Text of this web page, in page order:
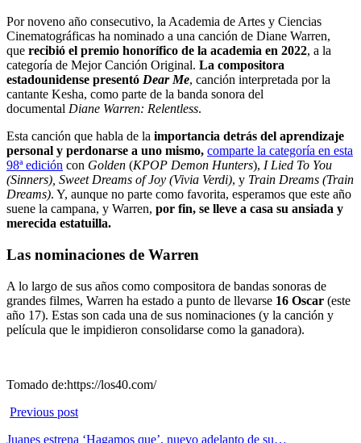
Por noveno año consecutivo, la Academia de Artes y Ciencias
Cinematográficas ha nominado a una canción de Diane Warren,
que recibió el premio honorífico de la academia en 2022, a la
categoría de Mejor Canción Original. La compositora
estadounidense presentó Dear Me, canción interpretada por la
cantante Kesha, como parte de la banda sonora del
documental Diane Warren: Relentless.
Esta canción que habla de la importancia detrás del aprendizaje
personal y perdonarse a uno mismo, comparte la categoría en esta
98ª edición con Golden (KPOP Demon Hunters), I Lied To You
(Sinners), Sweet Dreams of Joy (Vivia Verdi), y Train Dreams (Train
Dreams). Y, aunque no parte como favorita, esperamos que este año
suene la campana, y Warren, por fin, se lleve a casa su ansiada y
merecida estatuilla.
Las nominaciones de Warren
A lo largo de sus años como compositora de bandas sonoras de
grandes filmes, Warren ha estado a punto de llevarse 16 Oscar (este
año 17). Estas son cada una de sus nominaciones (y la canción y
película que le impidieron consolidarse como la ganadora).
Tomado de:https://los40.com/
Previous post
Juanes estrena ‘Hagamos que’, nuevo adelanto de su…